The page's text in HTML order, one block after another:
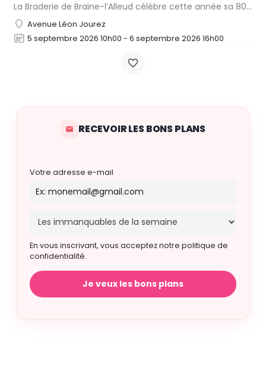
La Braderie de Braine-l’Alleud célèbre cette année sa 80e édition ! Durant tout le premier week-end de…
Avenue Léon Jourez
5 septembre 2026 10h00 - 6 septembre 2026 16h00
RECEVOIR LES BONS PLANS
Votre adresse e-mail
En vous inscrivant, vous acceptez notre politique de
confidentialité.